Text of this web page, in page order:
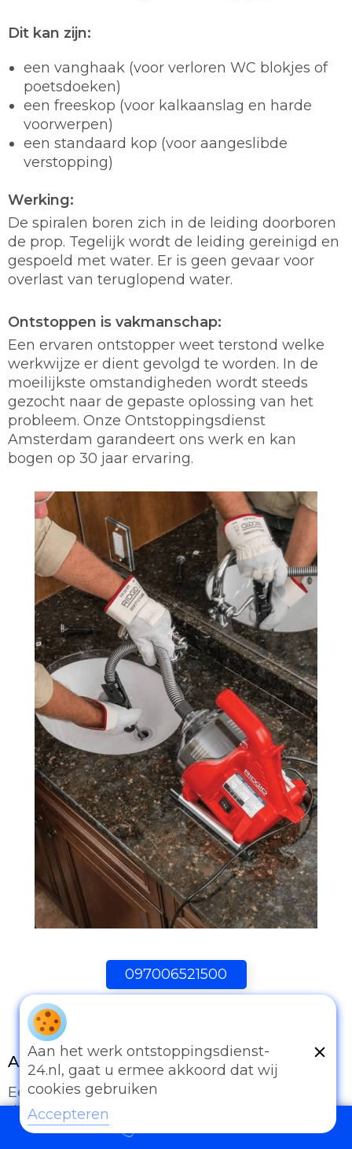
097006521500
Dit kan zijn:
een vanghaak (voor verloren WC blokjes of
poetsdoeken)
een freeskop (voor kalkaanslag en harde
voorwerpen)
een standaard kop (voor aangeslibde
verstopping)
Werking:
De spiralen boren zich in de leiding doorboren
de prop. Tegelijk wordt de leiding gereinigd en
gespoeld met water. Er is geen gevaar voor
overlast van teruglopend water.
Ontstoppen is vakmanschap:
Een ervaren ontstopper weet terstond welke
werkwijze er dient gevolgd te worden. In de
moeilijkste omstandigheden wordt steeds
gezocht naar de gepaste oplossing van het
probleem. Onze Ontstoppingsdienst
Amsterdam garandeert ons werk en kan
bogen op 30 jaar ervaring.
Andere diensten
Eender welk probleem van afvoer of
rioleringswerken kan u met ons bespreken.
Onze ervaring is onze troef. Al te vaak worden
Aan het werk ontstoppingsdienst-
24.nl, gaat u ermee akkoord dat wij
cookies gebruiken
Accepteren